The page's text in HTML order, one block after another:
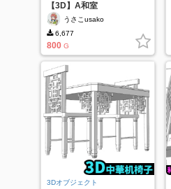
【3D】A和室
うさこusako
6,677
800 G
3Dオブジェクト